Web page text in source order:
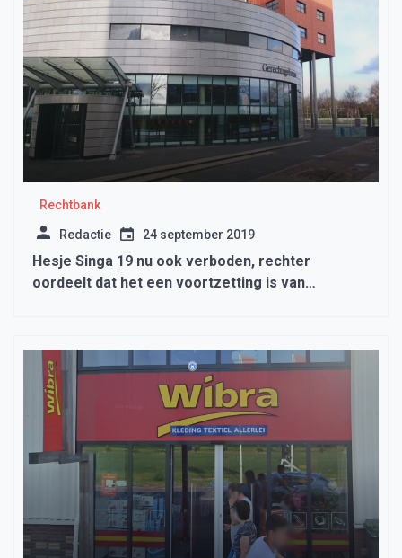
Rechtbank
Redactie 24 september 2019
Hesje Singa 19 nu ook verboden, rechter
oordeelt dat het een voortzetting is van